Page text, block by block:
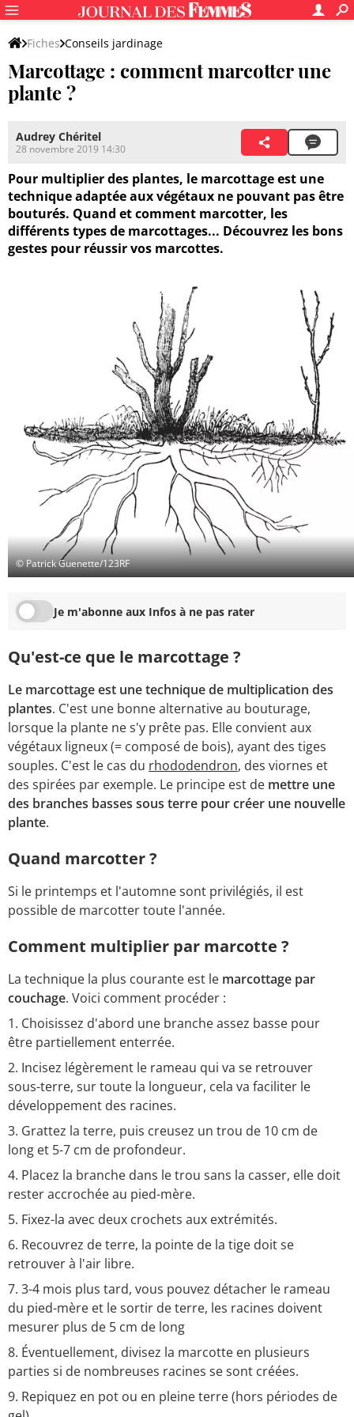
Fiches Conseils jardinage
Entretien du jardin et des végétaux
Multiplication des végétaux
Marcottage : comment marcotter une
plante ?
Audrey Chéritel
28 novembre 2019 14:30
Pour multiplier des plantes, le marcottage est une
technique adaptée aux végétaux ne pouvant pas être
bouturés. Quand et comment marcotter, les
différents types de marcottages... Découvrez les bons
gestes pour réussir vos marcottes.
© Patrick Guenette/123RF
Je m'abonne aux Infos à ne pas rater
Qu'est-ce que le marcottage ?
Le marcottage est une technique de multiplication des
plantes. C'est une bonne alternative au bouturage,
lorsque la plante ne s'y prête pas. Elle convient aux
végétaux ligneux (= composé de bois), ayant des tiges
souples. C'est le cas du rhododendron, des viornes et
des spirées par exemple. Le principe est de mettre une
des branches basses sous terre pour créer une nouvelle
plante.
Quand marcotter ?
Si le printemps et l'automne sont privilégiés, il est
possible de marcotter toute l'année.
Comment multiplier par marcotte ?
La technique la plus courante est le marcottage par
couchage. Voici comment procéder :
1. Choisissez d'abord une branche assez basse pour
être partiellement enterrée.
2. Incisez légèrement le rameau qui va se retrouver
sous-terre, sur toute la longueur, cela va faciliter le
développement des racines.
3. Grattez la terre, puis creusez un trou de 10 cm de
long et 5-7 cm de profondeur.
4. Placez la branche dans le trou sans la casser, elle doit
rester accrochée au pied-mère.
5. Fixez-la avec deux crochets aux extrémités.
6. Recouvrez de terre, la pointe de la tige doit se
retrouver à l'air libre.
7. 3-4 mois plus tard, vous pouvez détacher le rameau
du pied-mère et le sortir de terre, les racines doivent
mesurer plus de 5 cm de long
8. Éventuellement, divisez la marcotte en plusieurs
parties si de nombreuses racines se sont créées.
9. Repiquez en pot ou en pleine terre (hors périodes de